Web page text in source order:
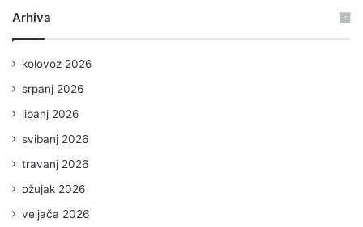
Arhiva
kolovoz 2026
srpanj 2026
lipanj 2026
svibanj 2026
travanj 2026
ožujak 2026
veljača 2026